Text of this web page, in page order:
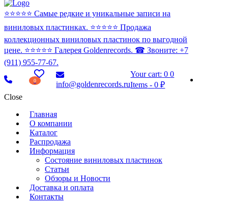
⭐️⭐️⭐️⭐️⭐️ Самые редкие и уникальные записи на
виниловых пластинках. ⭐️⭐️⭐️⭐️⭐️ Продажа
коллекционных виниловых пластинок по выгодной
цене. ⭐️⭐️⭐️⭐️⭐️ Галерея Goldenrecords. ☎ Звоните: +7
(911) 955-77-67.
0 info@goldenrecords.ru
Your cart: 00
Items -0 ₽
Close
Главная
О компании
Каталог
Распродажа
Информация
Состояние виниловых пластинок
Статьи
Обзоры и Новости
Доставка и оплата
Контакты